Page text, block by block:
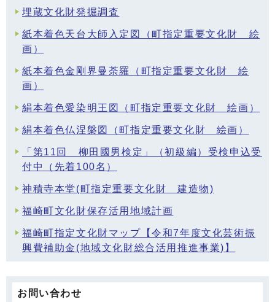
埋蔵文化財発掘調査
紙本着色天台大師入定図（町指定重要文化財 絵
画）
紙本着色金剛界曼荼羅（町指定重要文化財 絵
画）
絹本着色愛染明王図（町指定重要文化財 絵画）
絹本着色仏涅槃図（町指定重要文化財 絵画）
「第11回 柳田國男検定」（初級編）受検申込受
付中（先着100名）
神積寺本堂(町指定重要文化財 建造物)
福崎町文化財保存活用地域計画
福崎町指定文化財マップ【令和7年度文化芸術振
興費補助金(地域文化財総合活用推進事業)】
お問い合わせ